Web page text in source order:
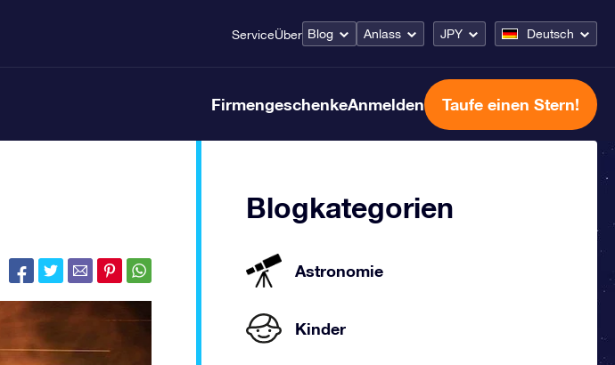
ServiceÜber Blog Anlass JPY Deutsch
FirmengeschenkeAnmelden Taufe einen Stern!
Blogkategorien
Astronomie
Kinder